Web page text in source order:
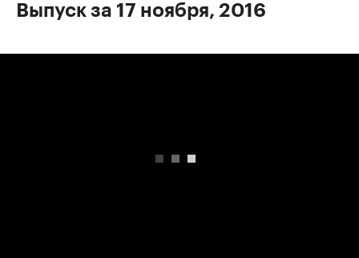
Выпуск за 17 ноября, 2016